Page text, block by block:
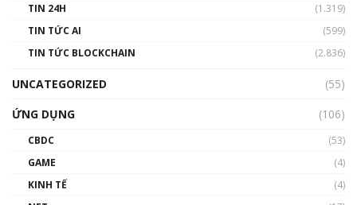
TIN 24H
(1.319)
TIN TỨC AI
(599)
TIN TỨC BLOCKCHAIN
(2.836)
UNCATEGORIZED
(55)
ỨNG DỤNG
(106)
CBDC
(53)
GAME
(4)
KINH TẾ
(4)